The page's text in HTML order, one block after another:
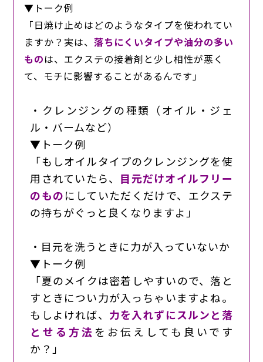
▼トーク例
「日焼け止めはどのようなタイプを使われてい
ますか？実は、落ちにくいタイプや油分の多い
ものは、エクステの接着剤と少し相性が悪く
て、モチに影響することがあるんです」
・クレンジングの種類（オイル・ジェ
ル・バームなど）
▼トーク例
「もしオイルタイプのクレンジングを使
用されていたら、 目元だけオイルフリー
のものにしていただくだけで、エクステ
の持ちがぐっと良くなりますよ」
・目元を洗うときに力が入っていないか
▼トーク例
「夏のメイクは密着しやすいので、落と
すときについ力が入っちゃいますよね。
もしよければ、 力を入れずにスルンと落
とせる方法 をお伝えしても良いです
か？」